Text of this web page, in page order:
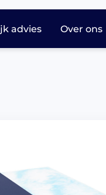
advies Over ons